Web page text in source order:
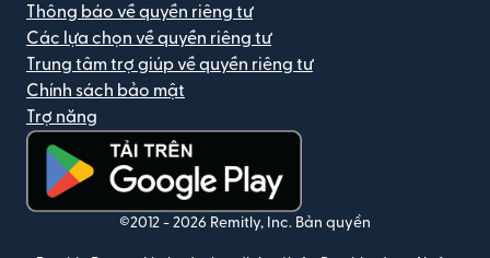
Thông báo về quyền riêng tư
Các lựa chọn về quyền riêng tư
Trung tâm trợ giúp về quyền riêng tư
Chính sách bảo mật
Trợ năng
(mở trong cửa sổ mới)
©2012 - 2026 Remitly, Inc. Bản quyền